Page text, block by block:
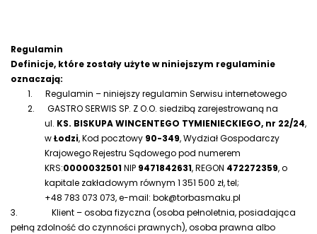
Regulamin
Definicje, które zostały użyte w niniejszym regulaminie
oznaczają:
1.
Regulamin – niniejszy regulamin Serwisu internetowego
2.
GASTRO SERWIS SP. Z O.O. siedzibą zarejestrowaną na
ul. KS. BISKUPA WINCENTEGO TYMIENIECKIEGO, nr 22/24,
wŁodzi, Kod pocztowy 90-349, Wydział Gospodarczy
Krajowego Rejestru Sądowego pod numerem
KRS:0000032501NIP 9471842631, REGON 472272359, o
kapitale zakładowym równym 1 351 500 zł, tel;
+48 783 073 073, e-mail: bok@torbasmaku.pl
3.
Klient – osoba fizyczna (osoba pełnoletnia, posiadająca
pełną zdolność do czynności prawnych), osoba prawna albo